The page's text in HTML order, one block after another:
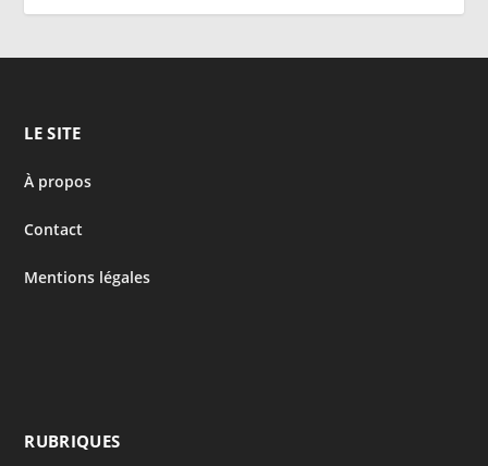
LE SITE
À propos
Contact
Mentions légales
RUBRIQUES